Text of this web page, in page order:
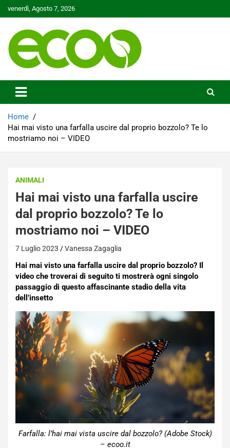
to
venerdì, Agosto 7, 2026
Ecoo.it
Home
Hai mai visto una farfalla uscire dal proprio bozzolo? Te lo
mostriamo noi – VIDEO
ANIMALI
Hai mai visto una farfalla uscire
dal proprio bozzolo? Te lo
mostriamo noi – VIDEO
7 Luglio 2023 Vanessa Zagaglia
Hai mai visto una farfalla uscire dal proprio bozzolo? Il
video che troverai di seguito ti mostrerà ogni singolo
passaggio di questo affascinante stadio della vita
dell’insetto
Farfalla: l’hai mai vista uscire dal bozzolo? (Adobe Stock)
– ecoo.it